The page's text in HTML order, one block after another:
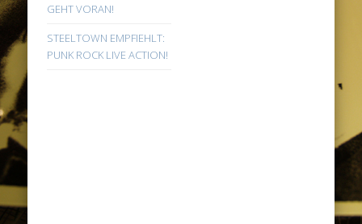
GEHT VORAN!
STEELTOWN EMPFIEHLT:
PUNK ROCK LIVE ACTION!